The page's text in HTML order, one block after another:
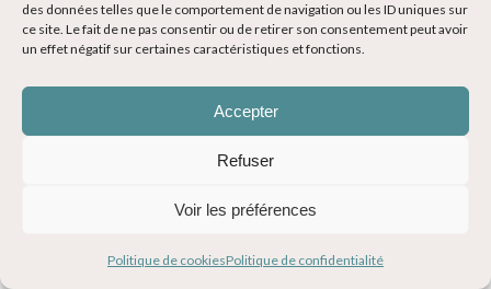
des données telles que le comportement de navigation ou les ID uniques sur
ce site. Le fait de ne pas consentir ou de retirer son consentement peut avoir
un effet négatif sur certaines caractéristiques et fonctions.
Accepter
Refuser
Voir les préférences
Politique de cookiesPolitique de confidentialité
À propos